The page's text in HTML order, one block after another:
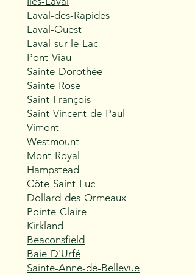
Laval-des-Rapides
Laval-Ouest
Laval-sur-le-Lac
Pont-Viau
Sainte-Dorothée
Sainte-Rose
Saint-François
Saint-Vincent-de-Paul
Vimont
Westmount
Mont-Royal
Hampstead
Côte-Saint-Luc
Dollard-des-Ormeaux
Pointe-Claire
Kirkland
Beaconsfield
Baie-D'Urfé
Sainte-Anne-de-Bellevue